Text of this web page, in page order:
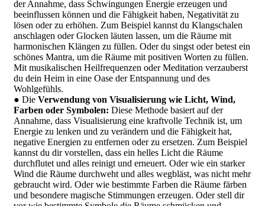
der Annahme, dass Schwingungen Energie erzeugen und
beeinflussen können und die Fähigkeit haben, Negativität zu
lösen oder zu erhöhen. Zum Beispiel kannst du Klangschalen
anschlagen oder Glocken läuten lassen, um die Räume mit
harmonischen Klängen zu füllen. Oder du singst oder betest ein
schönes Mantra, um die Räume mit positiven Worten zu füllen.
Mit musikalischen Heilfrequenzen oder Meditation verzauberst
du dein Heim in eine Oase der Entspannung und des
Wohlgefühls.
● Die Verwendung von Visualisierung wie Licht, Wind,
Farben oder Symbolen: Diese Methode basiert auf der
Annahme, dass Visualisierung eine kraftvolle Technik ist, um
Energie zu lenken und zu verändern und die Fähigkeit hat,
negative Energien zu entfernen oder zu ersetzen. Zum Beispiel
kannst du dir vorstellen, dass ein helles Licht die Räume
durchflutet und alles reinigt und erneuert. Oder wie ein starker
Wind die Räume durchweht und alles wegbläst, was nicht mehr
gebraucht wird. Oder wie bestimmte Farben die Räume färben
und besondere magische Stimmungen erzeugen. Oder stell dir